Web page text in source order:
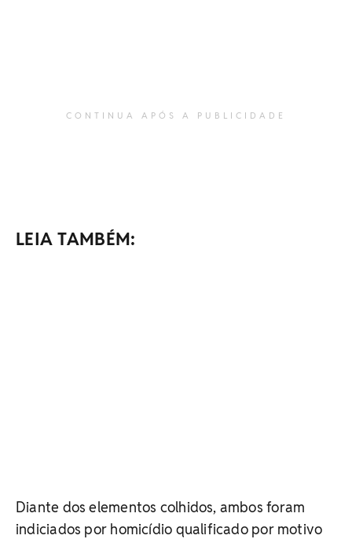
CONTINUA APÓS A PUBLICIDADE
LEIA TAMBÉM:
Diante dos elementos colhidos, ambos foram
indiciados por homicídio qualificado por motivo